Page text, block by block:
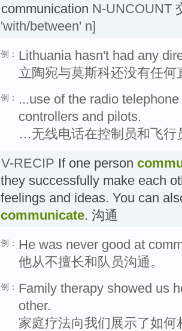
communication N-UNCOUNT
'with/between' n]
例： Lithuania hasn't had any
立陶宛与莫斯科还没有任何
例：
...use of the radio
controllers and pilots.
…无线电话在控制员和飞行
V-RECIP If one person
they successfully make each
feelings and ideas. You can
communicate. 沟通
例： He was never good at
他从不擅长和队员沟通。
例： Family therapy showed us
other.
家庭疗法向我们展示了如何